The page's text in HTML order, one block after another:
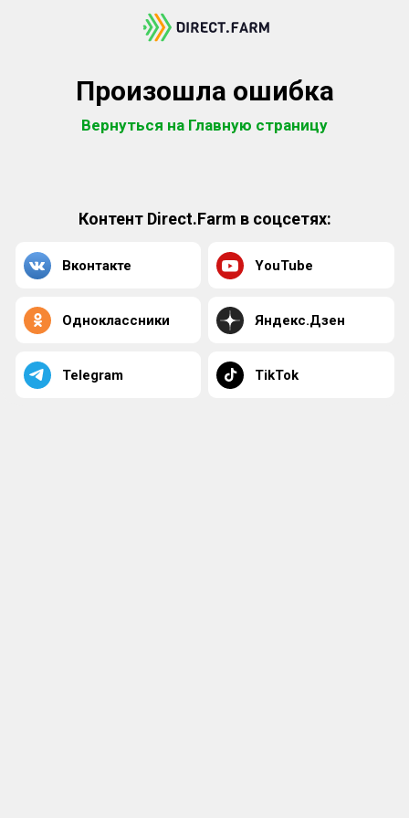
Произошла ошибка
Вернуться на Главную страницу
Контент Direct.Farm в соцсетях:
Вконтакте YouTube
Одноклассники Яндекс.Дзен
Telegram TikTok